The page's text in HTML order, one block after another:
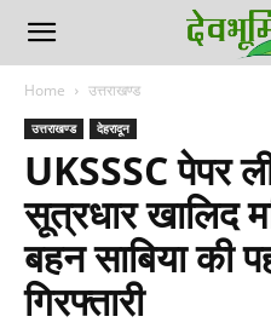
Home उत्तराखण्ड
उत्तराखण्ड देहरादून
UKSSSC पेपर
सूत्रधार खालिद
बहन साबिया की
गिरफ्तारी